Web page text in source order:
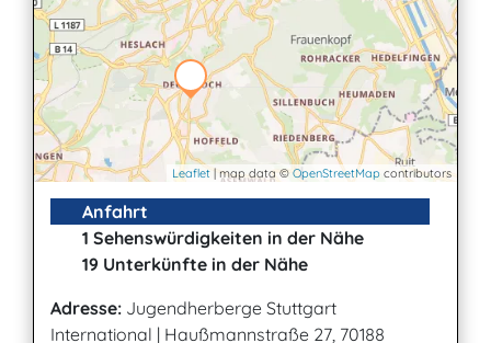
Leaflet | map data © OpenStreetMap contributors
Anfahrt
1 Sehenswürdigkeiten in der Nähe
19 Unterkünfte in der Nähe
Adresse: Jugendherberge Stuttgart
International | Haußmannstraße 27, 70188